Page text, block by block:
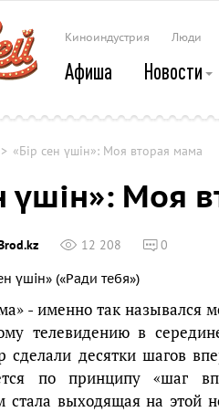
Киноиндустрия Люди
Афиша Новости
«Бiр сен үшін»: Моя вторая мама
үшін»: Моя
12 208 0
- именно так назывался
телевидению в
сделали десятки шагов
по принципу «шаг
стала выходящая на этой